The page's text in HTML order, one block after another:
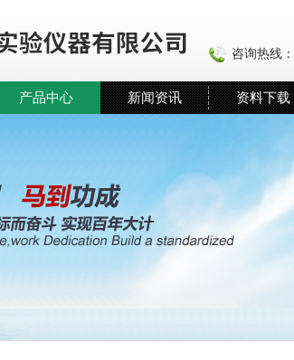
咨询热线：
产品中心 新闻资讯 资料下载